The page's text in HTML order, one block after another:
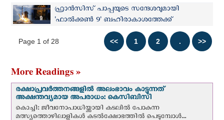
ഫ്രാന്‍സിസ് പാപ്പയുടെ സന്ദേശവുമായി
'ഫാല്‍ക്കണ്‍ 9' ബഹിരാകാശത്തേക്ക്
Page 1 of 28
More Readings »
രക്ഷാപ്രവര്‍ത്തനങ്ങളില്‍ അലംഭാവം കാട്ടുന്നത്
അക്ഷന്തവ്യമായ അപരാധം: കെസിബിസി
കൊച്ചി: ജീവനോപാധിയ്ക്കായി കടലില്‍ പോകുന്ന
മത്സ്യത്തൊഴിലാളികള്‍ കടല്‍ക്ഷോഭത്തില്‍ പെടുമ്പോള്‍...